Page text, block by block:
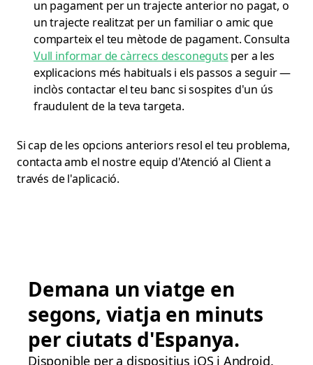
un pagament per un trajecte anterior no pagat, o
un trajecte realitzat per un familiar o amic que
comparteix el teu mètode de pagament. Consulta
Vull informar de càrrecs desconeguts per a les
explicacions més habituals i els passos a seguir —
inclòs contactar el teu banc si sospites d'un ús
fraudulent de la teva targeta.
Si cap de les opcions anteriors resol el teu problema,
contacta amb el nostre equip d'Atenció al Client a
través de l'aplicació.
Demana un viatge en
segons, viatja en minuts
per ciutats d'Espanya.
Disponible per a dispositius iOS i Android.